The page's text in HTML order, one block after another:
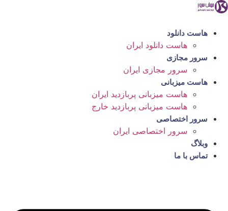
پرش
محتوا
هاست دانلود
هاست دانلود ایران
سرور مجازی
سرور مجازی ایران
هاست میزبانی
هاست میزبانی پربازدید ایران
هاست میزبانی پربازدید خارج
سرور اختصاصی
سرور اختصاصی ایران
وبلاگ
تماس با ما